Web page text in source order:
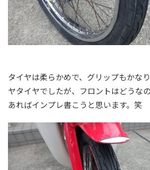
タイヤは柔らかめで、グリップもかな
ヤタイヤでしたが、フロントはどうな
あればインプレ書こうと思います。笑